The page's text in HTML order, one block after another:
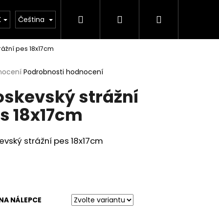
Čeština Hledat PřihlášeníNákupní
pes 18x17cm
Podrobnosti hodnocení
strážní
18x17cm
strážní pes 18x17cm
NÁLEPCE